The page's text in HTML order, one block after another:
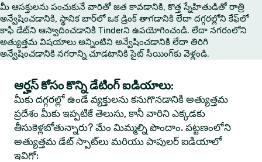
మీ ఆసక్తులను పంచుకునే వారితో జత కావడానికి, కొత్త స్నేహితుడితో రాత్రి
అన్వేషించడానికి, స్థానిక బార్‌లో ఒక డ్రింక్ తాగడానికి లేదా దగ్గరల్లోని కేఫ్‌లో
కాఫీ డేట్‌ని ఆస్వాదించడానికి Tinderని ఉపయోగించండి. లేదా నగరంలోని
అత్యుత్తమ విషయాలు అన్నింటిని అన్వేషించడానికి లేదా తిరిగి
అన్వేషించడానికి నగరాన్ని చూడటానికి సైట్ సీయింగ్‌కు వెళ్లండి.
ఆర్హస్ కోసం కొన్ని డేటింగ్ ఐడియాలు:
మీకు దగ్గరల్లో ఉండే వ్యక్తులను కనుగొనడానికి అత్యుత్తమ
ప్రదేశం మీకు ఇప్పటికే తెలుసు, కానీ వారిని ఎక్కడకు
తీసుకెళ్లబోతున్నారు? మేం మిమ్మల్ని పొందాం. పట్టణంలోని
అత్యుత్తమ డేట్ స్పాట్‌లు మరియు పాపులర్ ఐడియాలో
ఇవిగో: